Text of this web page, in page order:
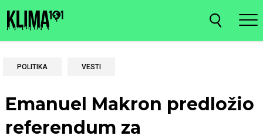
POLITIKA VESTI
Emanuel Makron predložio
referendum za